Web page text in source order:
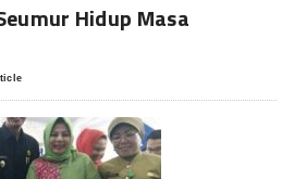
Hidup Masa